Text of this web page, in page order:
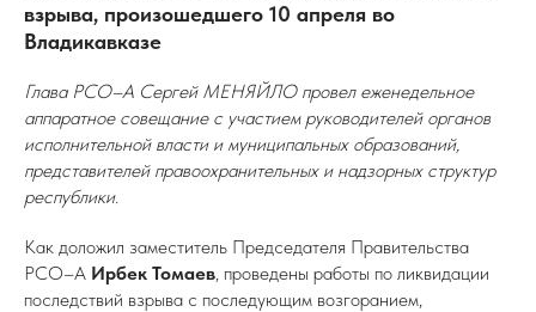
взрыва, произошедшего 10 апреля во
Владикавказе
Глава РСО–А Сергей МЕНЯЙЛО провел еженедельное
аппаратное совещание с участием руководителей органов
исполнительной власти и муниципальных образований,
представителей правоохранительных и надзорных структур
республики.
Как доложил заместитель Председателя Правительства
РСО–А Ирбек Томаев, проведены работы по ликвидации
последствий взрыва с последующим возгоранием,